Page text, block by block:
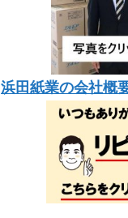
浜田紙業の会社概